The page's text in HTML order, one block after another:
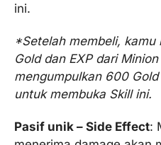
ini.
*Setelah membeli, kamu
Gold dan EXP dari
mengumpulkan 600
untuk membuka Skill ini.
Pasif unik – Side Effect: